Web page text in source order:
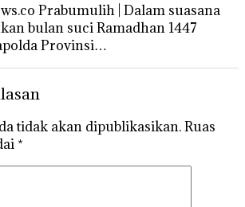
Prabumulih | Dalam suasana
bulan suci Ramadhan 1447
Provinsi…
tidak akan dipublikasikan.Ruas
*